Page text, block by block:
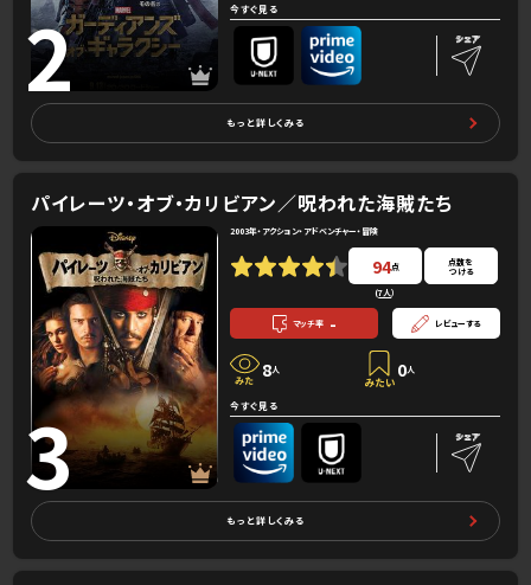
2 今すぐ見る
もっと詳しくみる
パイレーツ・オブ・カリビアン／呪われた海賊たち
3
2003年・アクション・アドベンチャー・冒険
94点
(7人）
点数を
つける
マッチ率 - レビューする
8人 0人
今すぐ見る
もっと詳しくみる